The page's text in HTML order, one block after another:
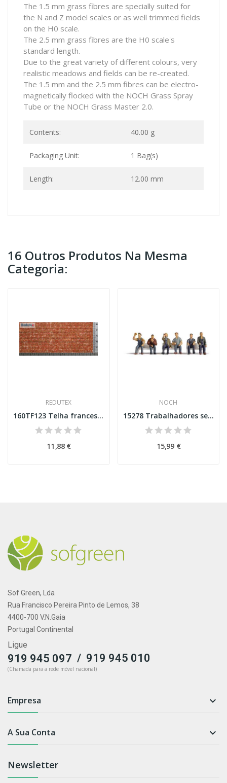
The 1.5 mm grass fibres are specially suited for
the N and Z model scales or as well trimmed fields
on the H0 scale.
The 2.5 mm grass fibres are the H0 scale's
standard length.
Due to the great variety of different colours, very
realistic meadows and fields can be re-created.
The 1.5 mm and the 2.5 mm fibres can be electro-
magnetically flocked with the NOCH Grass Spray
Tube or the NOCH Grass Master 2.0.
Contents: 40.00 g
Packaging Unit: 1 Bag(s)
Length: 12.00 mm
16 Outros Produtos Na Mesma
Categoria:
REDUTEX
160TF123 Telha francesa policromada Esc N
11,88 €
NOCH
15278 Trabalhadores sentados (sem bancos) Esc H0
15,99 €
Sof Green, Lda
Rua Francisco Pereira Pinto de Lemos, 38
4400-700 V.N.Gaia
Portugal Continental
Ligue
919 945 097 / 919 945 010
(Chamada para a rede móvel nacional)
Empresa 
A Sua Conta 
Newsletter